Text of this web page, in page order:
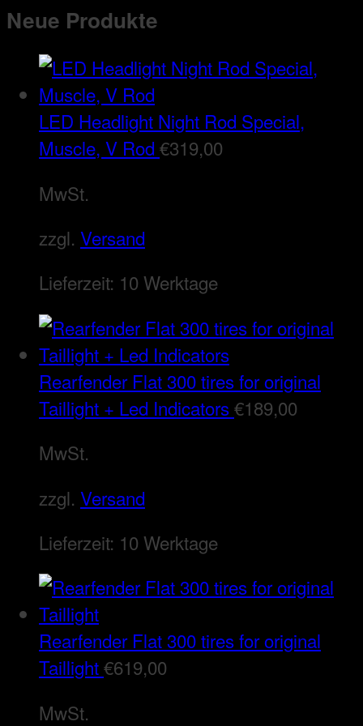
Neue Produkte
LED Headlight Night Rod Special,
Muscle, V Rod €319,00
MwSt.
zzgl. Versand
Lieferzeit: 10 Werktage
Rearfender Flat 300 tires for original
Taillight + Led Indicators€189,00
MwSt.
zzgl. Versand
Lieferzeit: 10 Werktage
Rearfender Flat 300 tires for original
Taillight€619,00
MwSt.